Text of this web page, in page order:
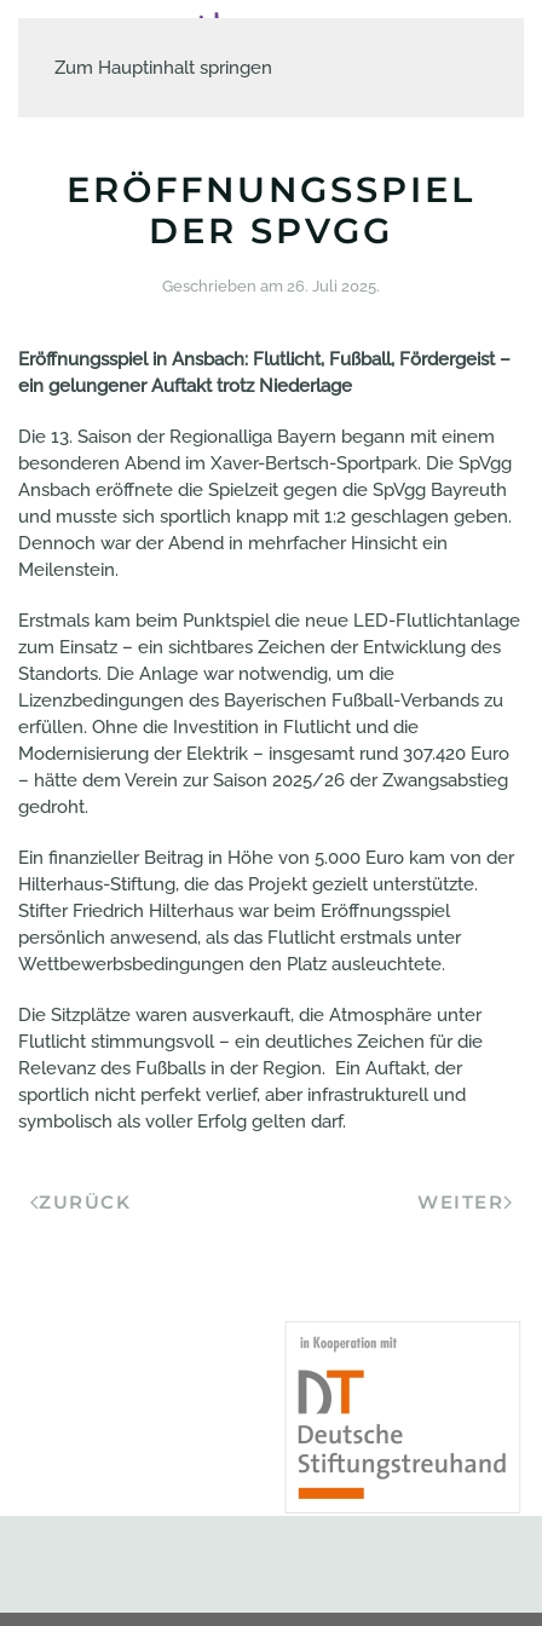
Zum Hauptinhalt springen
ERÖFFNUNGSSPIEL
DER SPVGG
Geschrieben am 26. Juli 2025.
Eröffnungsspiel in Ansbach: Flutlicht, Fußball, Fördergeist –
ein gelungener Auftakt trotz Niederlage
Die 13. Saison der Regionalliga Bayern begann mit einem
besonderen Abend im Xaver-Bertsch-Sportpark. Die SpVgg
Ansbach eröffnete die Spielzeit gegen die SpVgg Bayreuth
und musste sich sportlich knapp mit 1:2 geschlagen geben.
Dennoch war der Abend in mehrfacher Hinsicht ein
Meilenstein.
Erstmals kam beim Punktspiel die neue LED-Flutlichtanlage
zum Einsatz – ein sichtbares Zeichen der Entwicklung des
Standorts. Die Anlage war notwendig, um die
Lizenzbedingungen des Bayerischen Fußball-Verbands zu
erfüllen. Ohne die Investition in Flutlicht und die
Modernisierung der Elektrik – insgesamt rund 307.420 Euro
– hätte dem Verein zur Saison 2025/26 der Zwangsabstieg
gedroht.
Ein finanzieller Beitrag in Höhe von 5.000 Euro kam von der
Hilterhaus-Stiftung, die das Projekt gezielt unterstützte.
Stifter Friedrich Hilterhaus war beim Eröffnungsspiel
persönlich anwesend, als das Flutlicht erstmals unter
Wettbewerbsbedingungen den Platz ausleuchtete.
Die Sitzplätze waren ausverkauft, die Atmosphäre unter
Flutlicht stimmungsvoll – ein deutliches Zeichen für die
Relevanz des Fußballs in der Region. Ein Auftakt, der
sportlich nicht perfekt verlief, aber infrastrukturell und
symbolisch als voller Erfolg gelten darf.
ZURÜCK WEITER